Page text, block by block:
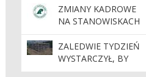
BAJKA”
ZMIANY KADROWE
NA STANOWISKACH
KIEROWNICZYCH
ZALEDWIE TYDZIEŃ
WYSTARCZYŁ, BY
POWSTAŁA BRYŁA